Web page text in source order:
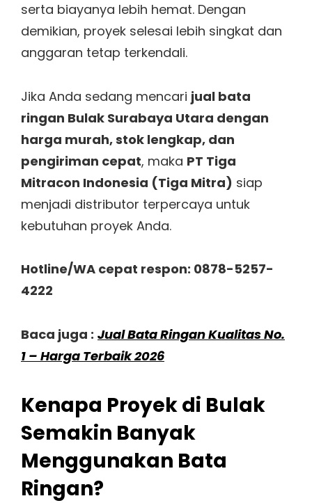
serta biayanya lebih hemat. Dengan
demikian, proyek selesai lebih singkat dan
anggaran tetap terkendali.
Jika Anda sedang mencari jual bata
ringan Bulak Surabaya Utara dengan
harga murah, stok lengkap, dan
pengiriman cepat, maka PT Tiga
Mitracon Indonesia (Tiga Mitra) siap
menjadi distributor terpercaya untuk
kebutuhan proyek Anda.
Hotline/WA cepat respon: 0878-5257-
4222
Baca juga : Jual Bata Ringan Kualitas No.
1 – Harga Terbaik 2026
Kenapa Proyek di Bulak
Semakin Banyak
Menggunakan Bata
Ringan?